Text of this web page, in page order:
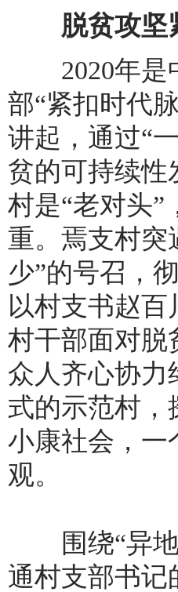
脱贫攻坚紧
2020年是中
部“紧扣时代
讲起，通过“
贫的可持续性
村是“老对头
重。焉支村突
少”的号召，
以村支书赵
村干部面对脱
众人齐心协力
式的示范村，
小康社会，一
观。
围绕“异地
通村支部书记